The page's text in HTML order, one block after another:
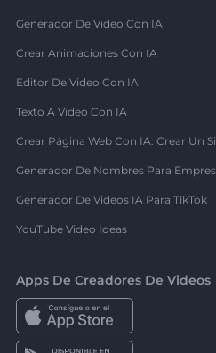
Generador De Video Con IA
Crear Animaciones Con IA
Editor De Video Con IA
Texto A Video Con IA
Crear Página Web Con IA: Crear Un
Generador De Nombres Para
Generador De Videos IA Para TikTok
YouTube Video Ideas
Apps De Creadores De Videos